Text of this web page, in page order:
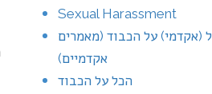
Sexual Harassment
(אקדמי) על הכבוד (מאמרים
אקדמיים)
הכל על הכבוד